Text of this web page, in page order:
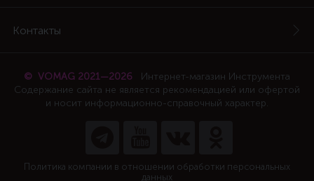
Контакты
© VOMAG 2021—2026
Интернет-магазин Инструмента
Содержание сайта не является рекомендацией или офертой
и носит информационно-справочный характер.
Политика компании в отношении обработки персональных
данных